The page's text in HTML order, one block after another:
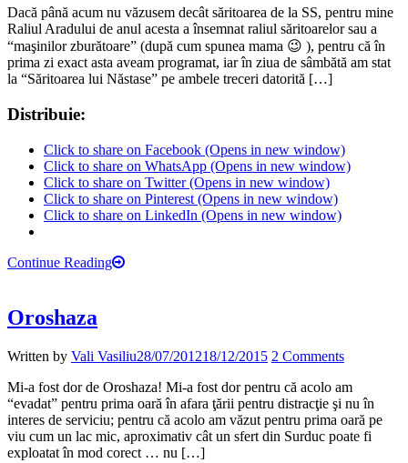
Dacă până acum nu văzusem decât săritoarea de la SS, pentru mine
Raliul Aradului de anul acesta a însemnat raliul săritoarelor sau a
“maşinilor zburătoare” (după cum spunea mama 😉 ), pentru că în
prima zi exact asta aveam programat, iar în ziua de sâmbătă am stat
la “Săritoarea lui Năstase” pe ambele treceri datorită […]
Distribuie:
Click to share on Facebook (Opens in new window)
Click to share on WhatsApp (Opens in new window)
Click to share on Twitter (Opens in new window)
Click to share on Pinterest (Opens in new window)
Click to share on LinkedIn (Opens in new window)
Continue Reading
Oroshaza
Written by Vali Vasiliu28/07/201218/12/2015 2 Comments
Mi-a fost dor de Oroshaza! Mi-a fost dor pentru că acolo am
“evadat” pentru prima oară în afara ţării pentru distracţie şi nu în
interes de serviciu; pentru că acolo am văzut pentru prima oară pe
viu cum un lac mic, aproximativ cât un sfert din Surduc poate fi
exploatat în mod corect … nu […]